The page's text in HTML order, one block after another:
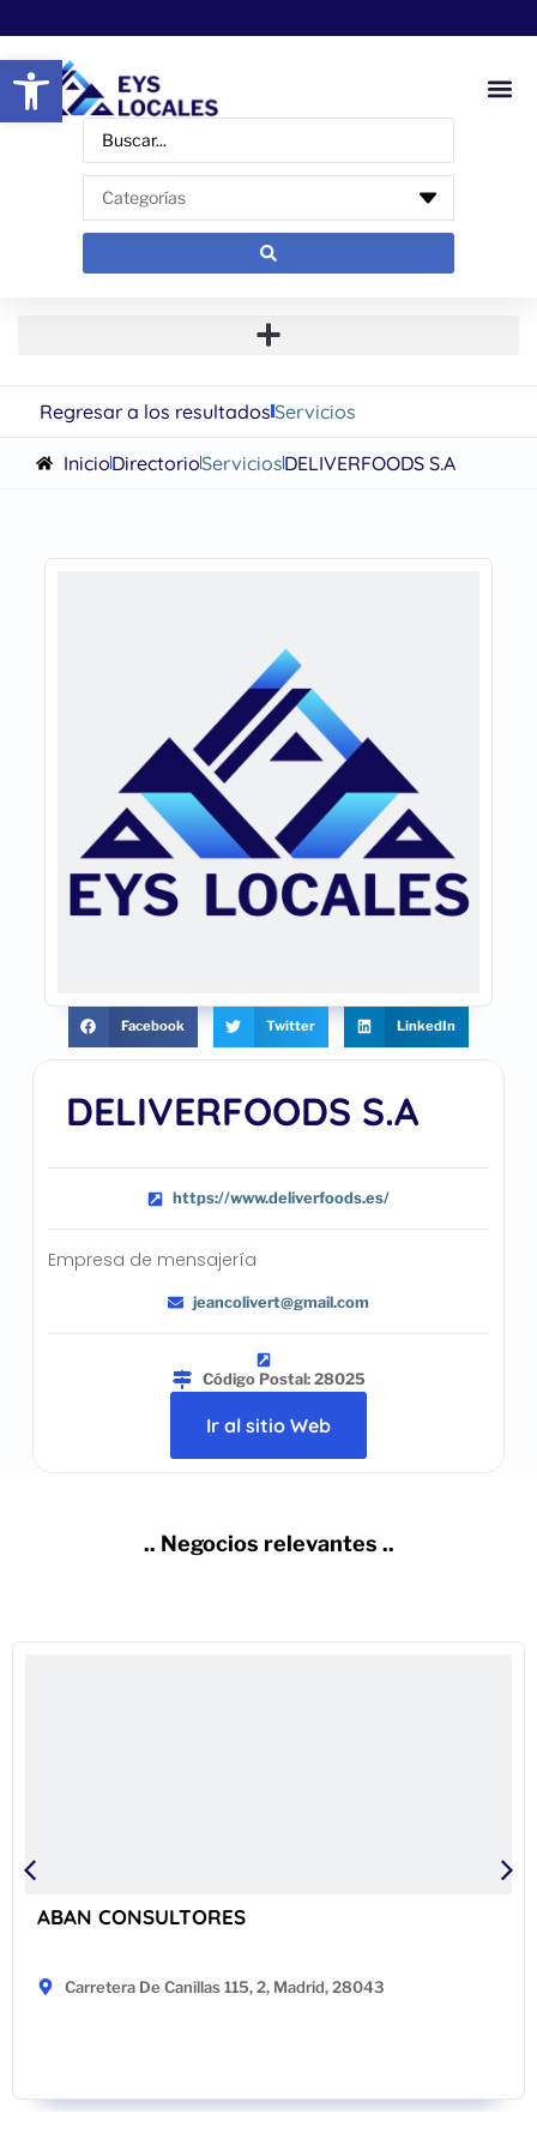
Abrir barra de herramientas
Regresar a los resultadosServicios
InicioDirectorioServiciosDELIVERFOODS S.A
DELIVERFOODS S.A
https://www.deliverfoods.es/
Empresa de mensajería
jeancolivert@gmail.com
Código Postal: 28025
Ir al sitio Web
Facebook Twitter LinkedIn
.. Negocios relevantes ..
ABAN CONSULTORES
Carretera De Canillas 115, 2, Madrid, 28043